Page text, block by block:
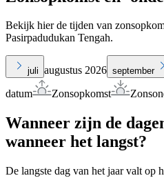
Bekijk hier de tijden van
Pasirpadudukan Tengah.
juli augustus 2026 september
datum Zonsopkomst
Wanneer zijn de
wanneer het langst?
De langste dag van het jaar valt op